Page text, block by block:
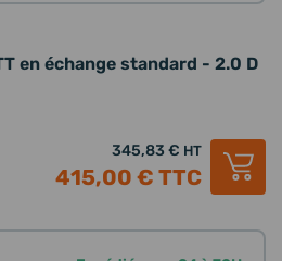
en échange standard - 2.0 D
345,83 € HT
415,00 € TTC